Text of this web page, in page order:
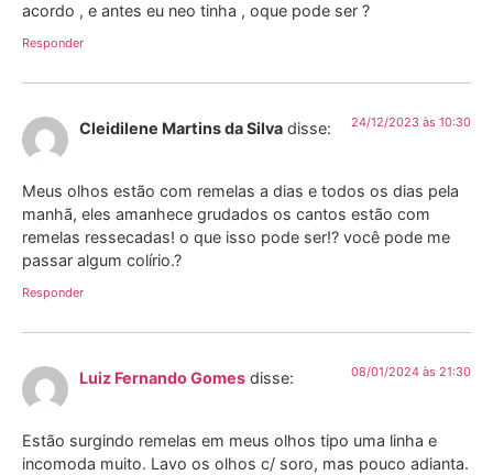
acordo , e antes eu neo tinha , oque pode ser ?
Responder
Cleidilene Martins da Silva disse: 24/12/2023 às 10:30
Meus olhos estão com remelas a dias e todos os dias pela
manhã, eles amanhece grudados os cantos estão com
remelas ressecadas! o que isso pode ser!? você pode me
passar algum colírio.?
Responder
Luiz Fernando Gomes disse: 08/01/2024 às 21:30
Estão surgindo remelas em meus olhos tipo uma linha e
incomoda muito. Lavo os olhos c/ soro, mas pouco adianta.